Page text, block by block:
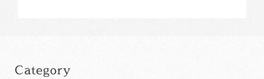
Category